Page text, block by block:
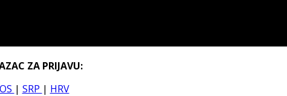
ZA PRIJAVU:
| SRP | HRV